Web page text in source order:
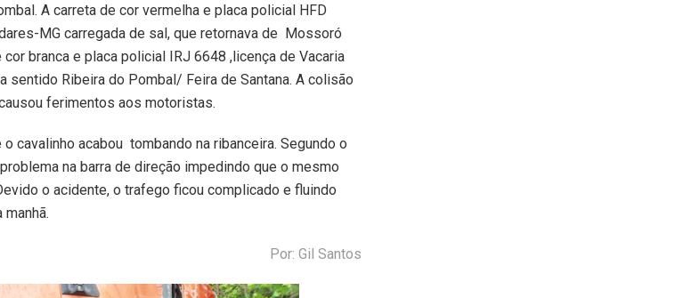
A carreta de cor vermelha e placa policial HFD
MG carregada de sal, que retornava de Mossoró
branca e placa policial IRJ 6648 ,licença de Vacaria
sentido Ribeira do Pombal/ Feira de Santana. A colisão
ferimentos aos motoristas.
cavalinho acabou tombando na ribanceira. Segundo o
na barra de direção impedindo que o mesmo
o acidente, o trafego ficou complicado e fluindo
Por: Gil Santos